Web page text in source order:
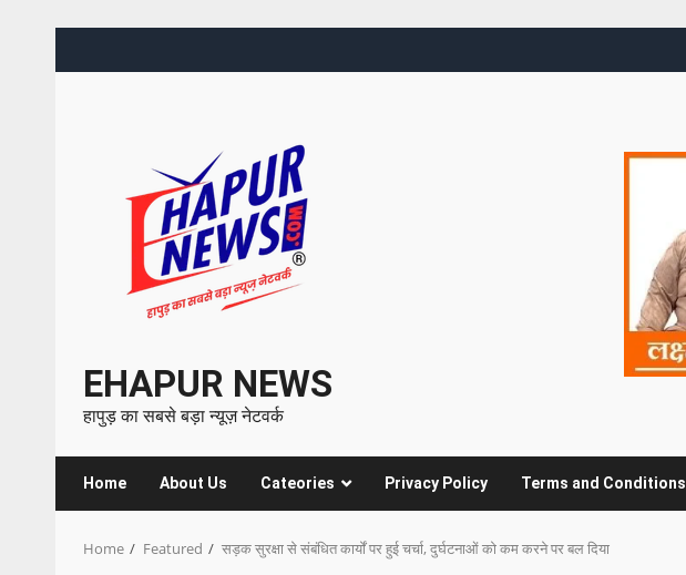
EHAPUR NEWS
हापुड़ का सबसे बड़ा न्यूज़ नेटवर्क
Home About Us Cateories Privacy Policy Terms and Conditions
Home Featured सड़क सुरक्षा से संबंधित कार्यों पर हुई चर्चा, दुर्घटनाओं को कम करने पर बल दिया